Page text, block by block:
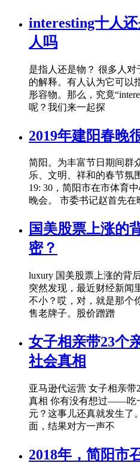
interesting十人
人吗
是指人还是物？ 很多人对
的解释。有人认为它可以
形容物。那么，究竟
呢？我们来一起探
2019年建阳春晚
简阳。为丰富节日期间群
乐、文明、祥和的春节氛
19: 30，简阳市在市体育
晚会。 市委书记赵首先在
国美股票上涨的
密？
luxury 国美股票上涨的背
突然发现，最近财经新闻
不小？哎，对，就是那个
售老牌子。股价蹭蹭
女子相亲带23个
社会真相
亚马逊代运营 女子相亲
真相 你有没有想过——吃
元？这事儿还真就发生了
面，结果对方一声不
2018年，简阳市